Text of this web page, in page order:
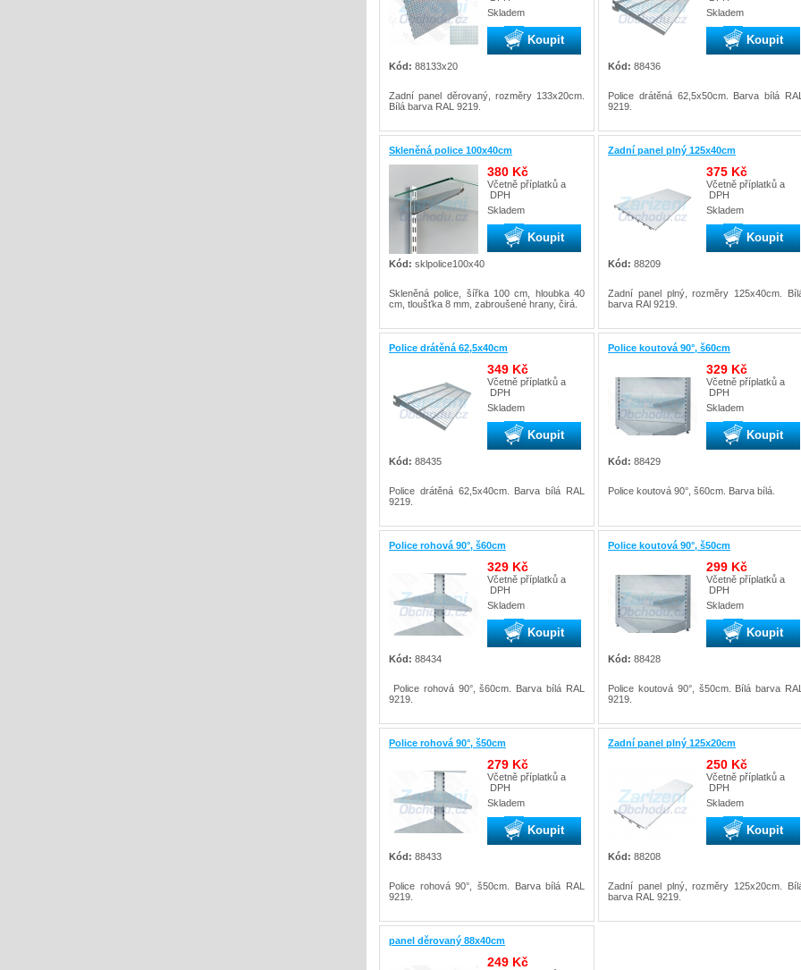
Skladem
Koupit
Kód: 88133x20
Zadní panel děrovaný, rozměry 133x20cm.
Bílá barva RAL 9219.
Skladem
Koupit
Kód: 88436
Police drátěná 62,5x50cm. Barva bílá
9219.
Skleněná police 100x40cm
380 Kč
Včetně příplatků a
DPH
Skladem
Koupit
Kód: sklpolice100x40
Skleněná police, šířka 100 cm, hloubka 40
cm, tloušťka 8 mm, zabroušené hrany, čirá.
Zadní panel plný 125x40cm
375 Kč
Včetně příplatků a
DPH
Skladem
Koupit
Kód: 88209
Zadní panel plný, rozměry 125x40cm.
barva RAl 9219.
Police drátěná 62,5x40cm
349 Kč
Včetně příplatků a
DPH
Skladem
Koupit
Kód: 88435
Police drátěná 62,5x40cm. Barva bílá RAL
9219.
Police koutová 90°, š60cm
329 Kč
Včetně příplatků a
DPH
Skladem
Koupit
Kód: 88429
Police koutová 90°, š60cm. Barva bílá.
Police rohová 90°, š60cm
329 Kč
Včetně příplatků a
DPH
Skladem
Koupit
Kód: 88434
Police rohová 90°, š60cm. Barva bílá RAL
9219.
Police koutová 90°, š50cm
299 Kč
Včetně příplatků a
DPH
Skladem
Koupit
Kód: 88428
Police koutová 90°, š50cm. Bílá barva
9219.
Police rohová 90°, š50cm
279 Kč
Včetně příplatků a
DPH
Skladem
Koupit
Kód: 88433
Police rohová 90°, š50cm. Barva bílá RAL
9219.
Zadní panel plný 125x20cm
250 Kč
Včetně příplatků a
DPH
Skladem
Koupit
Kód: 88208
Zadní panel plný, rozměry 125x20cm.
barva RAL 9219.
panel děrovaný 88x40cm
249 Kč